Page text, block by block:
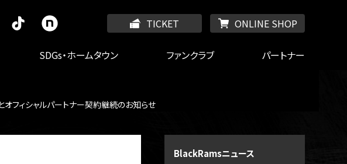
TICKET ONLINE SHOP
SDGs・ホームタウン ファンクラブ パートナー
フィシャルパートナー契約継続のお知らせ
BlackRamsニュース